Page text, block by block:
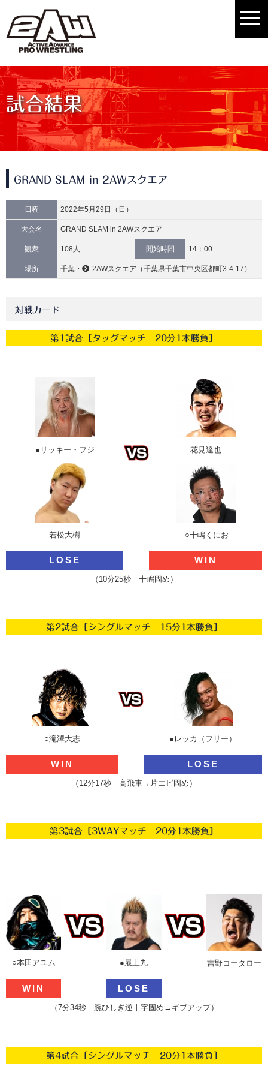
試合結果
GRAND SLAM in 2AWスクエア
日程 2022年5月29日（日）
大会名 GRAND SLAM in 2AWスクエア
観衆 108人 開始時間 14：00
場所 千葉・ 2AWスクエア （千葉県千葉市中央区都町3-4-17）
対戦カード
第1試合［タッグマッチ 20分1本勝負］
●リッキー・フジ
若松大樹
花見達也
○十嶋くにお
LOSE WIN
（10分25秒 十嶋固め）
第2試合［シングルマッチ 15分1本勝負］
○滝澤大志 ●レッカ（フリー）
WIN LOSE
（12分17秒 高飛車→片エビ固め）
第3試合［3WAYマッチ 20分1本勝負］
○本田アユム ●最上九 吉野コータロー
WIN LOSE
（7分34秒 腕ひしぎ逆十字固め→ギブアップ）
第4試合［シングルマッチ 20分1本勝負］